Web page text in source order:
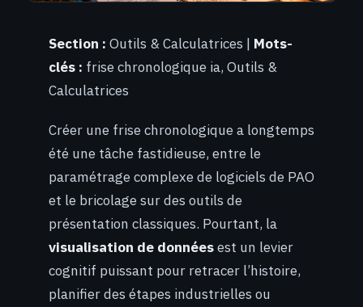
Section : Outils & Calculatrices | Mots-
clés : frise chronologique ia, Outils &
Calculatrices
Créer une frise chronologique a longtemps
été une tâche fastidieuse, entre le
paramétrage complexe de logiciels de PAO
et le bricolage sur des outils de
présentation classiques. Pourtant, la
visualisation de donnéesest un levier
cognitif puissant pour retracer l’histoire,
planifier des étapes industrielles ou